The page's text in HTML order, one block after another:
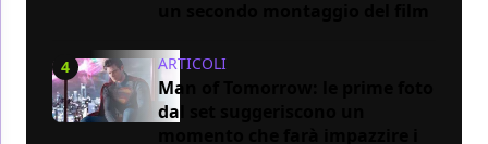
4 ARTICOLI
Man of Tomorrow: le prime foto
dal set suggeriscono un